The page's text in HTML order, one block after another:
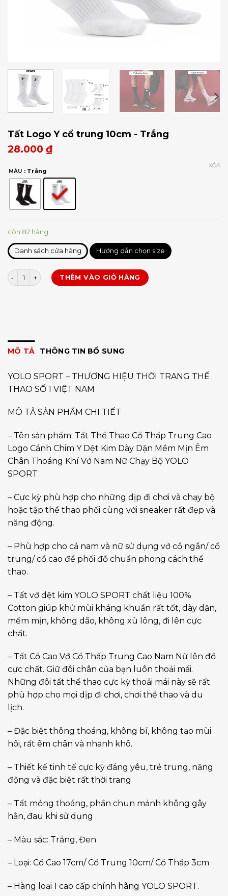
Tất Logo Y cổ trung 10cm - Trắng
28.000 ₫
MÀU : Trắng
XÓA
còn 82 hàng
Danh sách cửa hàng Hướng dẫn chọn size
Tất Logo Y cổ trung 10cm số lượng
THÊM VÀO GIỎ HÀNG
MÔ TẢ THÔNG TIN BỔ SUNG
YOLO SPORT – THƯƠNG HIỆU THỜI TRANG THỂ
THAO SỐ 1 VIỆT NAM
MÔ TẢ SẢN PHẨM CHI TIẾT
– Tên sản phẩm: Tất Thể Thao Cổ Thấp Trung Cao
Logo Cánh Chim Y Dệt Kim Dày Dặn Mềm Mịn Êm
Chân Thoáng Khí Vớ Nam Nữ Chạy Bộ YOLO
SPORT
– Cực kỳ phù hợp cho những dịp đi chơi và chạy bộ
hoặc tập thể thao phối cùng với sneaker rất đẹp và
năng động.
– Phù hợp cho cả nam và nữ sử dụng vớ cổ ngắn/ cổ
trung/ cổ cao để phối đồ chuẩn phong cách thể
thao.
– Tất vớ dệt kim YOLO SPORT chất liệu 100%
Cotton giúp khử mùi kháng khuẩn rất tốt, dày dặn,
mềm mịn, không dão, không xù lông, đi lên cực
chất.
– Tất Cổ Cao Vớ Cổ Thấp Trung Cao Nam Nữ lên đồ
cực chất. Giữ đôi chân của bạn luôn thoải mái.
Những đôi tất thể thao cực kỳ thoải mái này sẽ rất
phù hợp cho mọi dịp đi chơi, chơi thể thao và du
lịch.
– Đặc biệt thông thoáng, không bí, không tạo mùi
hôi, rất êm chân và nhanh khô.
– Thiết kế tinh tế cực kỳ đáng yêu, trẻ trung, năng
động và đặc biệt rất thời trang
– Tất mỏng thoáng, phần chun mảnh không gây
hằn, đau khi sử dụng
– Màu sắc: Trắng, Đen
– Loại: Cổ Cao 17cm/ Cổ Trung 10cm/ Cổ Thấp 3cm
– Hàng loại 1 cao cấp chính hãng YOLO SPORT.